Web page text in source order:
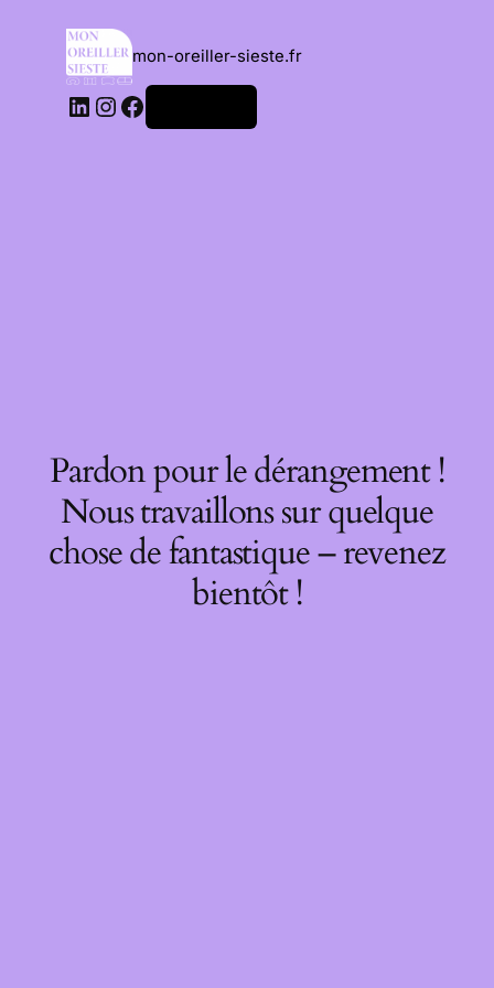
mon-oreiller-sieste.fr
Pardon pour le dérangement !
Nous travaillons sur quelque
chose de fantastique – revenez
bientôt !